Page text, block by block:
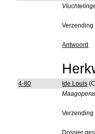
Verzending
Antwoord
4-80 Ide Louis
Verzending
Dossier